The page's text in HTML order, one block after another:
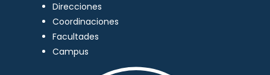
Direcciones
Coordinaciones
Facultades
Campus